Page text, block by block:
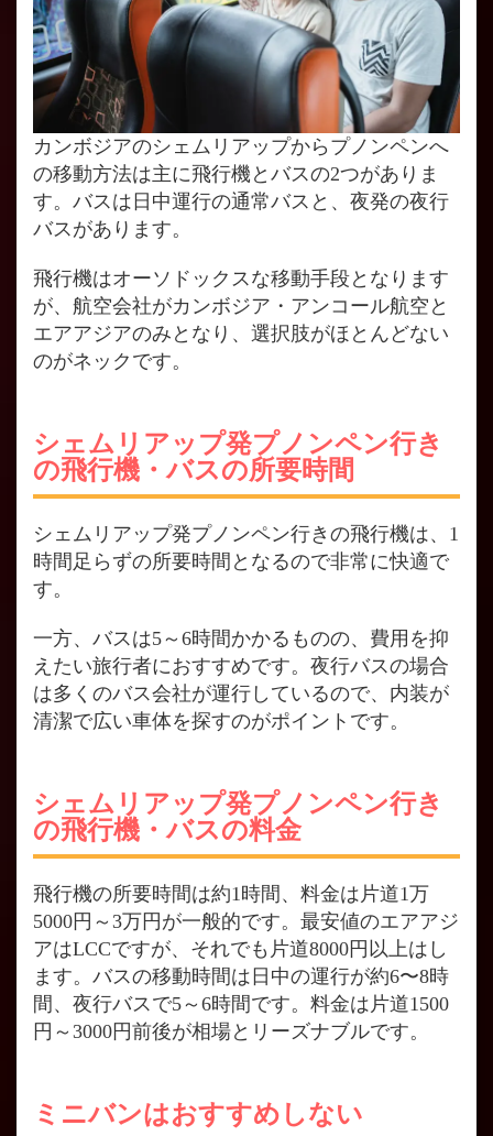
カンボジアのシェムリアップからプノンペンへ
の移動方法は主に飛行機とバスの2つがありま
す。バスは日中運行の通常バスと、夜発の夜行
バスがあります。
飛行機はオーソドックスな移動手段となります
が、航空会社がカンボジア・アンコール航空と
エアアジアのみとなり、選択肢がほとんどない
のがネックです。
シェムリアップ発プノンペン行き
の飛行機・バスの所要時間
シェムリアップ発プノンペン行きの飛行機は、1
時間足らずの所要時間となるので非常に快適で
す。
一方、バスは5～6時間かかるものの、費用を抑
えたい旅行者におすすめです。夜行バスの場合
は多くのバス会社が運行しているので、内装が
清潔で広い車体を探すのがポイントです。
シェムリアップ発プノンペン行き
の飛行機・バスの料金
飛行機の所要時間は約1時間、料金は片道1万
5000円～3万円が一般的です。最安値のエアアジ
アはLCCですが、それでも片道8000円以上はし
ます。バスの移動時間は日中の運行が約6〜8時
間、夜行バスで5～6時間です。料金は片道1500
円～3000円前後が相場とリーズナブルです。
ミニバンはおすすめしない